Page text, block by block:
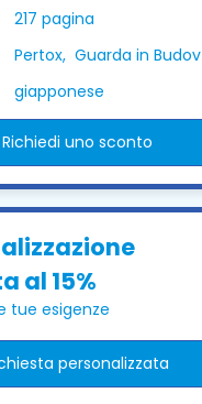
217 pagina
Pertox, Guarda in Budov
giapponese
Richiedi uno sconto
al 15%
tue esigenze
personalizzata